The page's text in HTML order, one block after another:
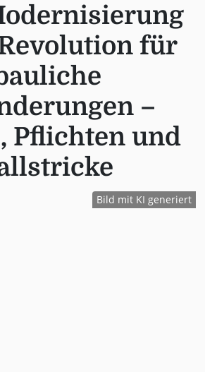
für
–
Pflichten und
Bild mit KI generiert